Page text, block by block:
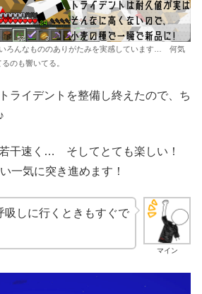
ろんなもののありがたみを実感しています… 何気
のも響いてる。
イデントを整備し終えたので、ち
干速く… そしてとても楽しい！
一気に突き進めます！
マイン
吸しに行くときもすぐで